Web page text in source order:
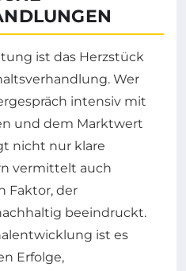
ist das Herzstück
Wer
intensiv mit
und dem Marktwert
nicht nur klare
vermittelt auch
Faktor, der
beeindruckt.
ist es
Erfolge,